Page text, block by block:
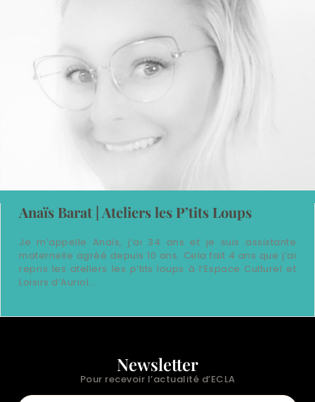
Anaïs Barat | Ateliers les P’tits Loups
Je m’appelle Anaïs, j’ai 34 ans et je suis assistante
maternelle agréé depuis 10 ans. Cela fait 4 ans que j’ai
repris les ateliers les p’tits loups à l’Espace Culturel et
Loisirs d’Auriol…
Newsletter
Pour recevoir l’actualité d’ECLA